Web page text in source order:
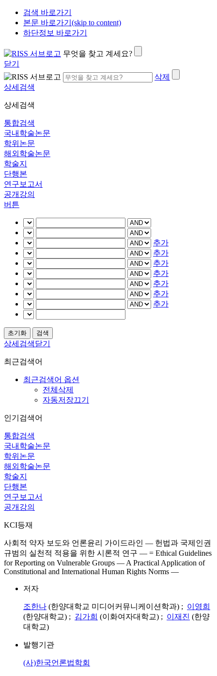
검색 바로가기
본문 바로가기(skip to content)
하단정보 바로가기
무엇을 찾고 계세요?
닫기
삭제
상세검색
상세검색
통합검색
국내학술논문
학위논문
해외학술논문
학술지
단행본
연구보고서
공개강의
버튼
추가
추가
추가
추가
추가
추가
추가
상세검색닫기
최근검색어
최근검색어 옵션
전체삭제
자동저장끄기
인기검색어
통합검색
국내학술논문
학위논문
해외학술논문
학술지
단행본
연구보고서
공개강의
KCI등재
사회적 약자 보도와 언론윤리 가이드라인 — 헌법과 국제인권
규범의 실천적 적용을 위한 시론적 연구 — = Ethical Guidelines
for Reporting on Vulnerable Groups — A Practical Application of
Constitutional and International Human Rights Norms —
저자
조한나 (한양대학교 미디어커뮤니케이션학과) ; 이영희
(한양대학교) ; 김가희 (이화여자대학교) ; 이재진 (한양
대학교)
발행기관
(사)한국언론법학회